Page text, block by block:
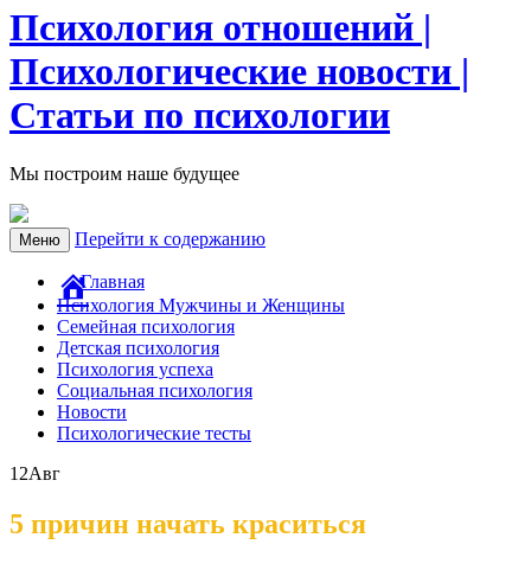
Психология отношений |
Психологические новости |
Статьи по психологии
Мы построим наше будущее
Меню Перейти к содержанию
Главная
Психология Мужчины и Женщины
Семейная психология
Детская психология
Психология успеха
Социальная психология
Новости
Психологические тесты
12Авг
5 причин начать краситься